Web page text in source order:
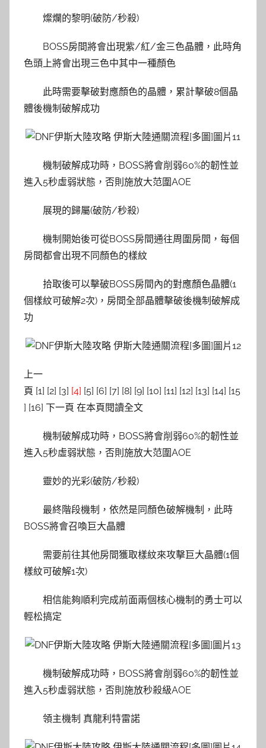
燦爛的黎明(破防/秒殺)
BOSS房間將會出現紫/紅/金三色晶體，此時角
色頭上將會出現三色中其中一種顏色
此時需要擊破對應顏色的晶體，累計擊破8個晶
體後機制破解成功
機制破解成功時，BOSS將會削弱60%的韌性並
進入5秒虛弱狀態，否則施放大范圍AOE
展現的歸屬(破防/秒殺)
機制開始後可從BOSS房間通往周圍房間，每個
房間都會出現不同顏色的樣紋
拾取後可以擊破BOSS房間內的對應顏色晶體(1
個樣紋可破解2次)，房間全部晶體擊破後機制破解成
功
上一
頁 [1] [2] [3] [4] [5] [6] [7] [8] [9] [10] [11] [12] [13] [14] [15
] [16] 下一頁 在本頁閱讀全文
機制破解成功時，BOSS將會削弱60%的韌性並
進入5秒虛弱狀態，否則施放大范圍AOE
靈妙的光彩(破防/秒殺)
最終階段機制，依然是同顏色破解機制，此時
BOSS將會召喚巨大晶體
需要前往其他房間獲取樣紋來攻擊巨大晶體(1個
樣紋可破解1次)
相信能夠順利完成前面兩個核心機制的勇士可以
輕松搞定
機制破解成功時，BOSS將會削弱60%的韌性並
進入5秒虛弱狀態，否則施放秒殺級AOE
領主機制 真龍利特雷諾